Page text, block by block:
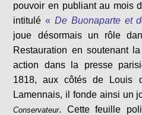
pouvoir en publiant au mois
intitulé« De Buonaparte et
joue désormais un rôle
Restauration en soutenant
action dans la presse
1818, aux côtés de Louis
Lamennais, il fonde ainsi un
Conservateur. Cette feuille